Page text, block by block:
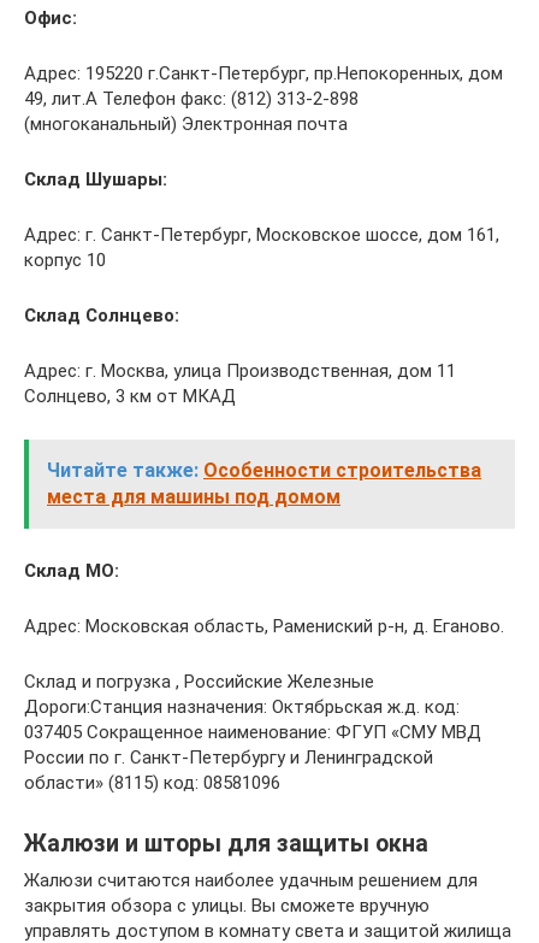
Офис:
Адрес: 195220 г.Санкт-Петербург, пр.Непокоренных, дом
49, лит.А Телефон факс: (812) 313-2-898
(многоканальный) Электронная почта
Склад Шушары:
Адрес: г. Санкт-Петербург, Московское шоссе, дом 161,
корпус 10
Склад Солнцево:
Адрес: г. Москва, улица Производственная, дом 11
Солнцево, 3 км от МКАД
Читайте также: Особенности строительства
места для машины под домом
Склад МО:
Адрес: Московская область, Рамениский р-н, д. Еганово.
Склад и погрузка , Российские Железные
Дороги:Станция назначения: Октябрьская ж.д. код:
037405 Сокращенное наименование: ФГУП «СМУ МВД
России по г. Санкт-Петербургу и Ленинградской
области» (8115) код: 08581096
Жалюзи и шторы для защиты окна
Жалюзи считаются наиболее удачным решением для
закрытия обзора с улицы. Вы сможете вручную
управлять доступом в комнату света и защитой жилища